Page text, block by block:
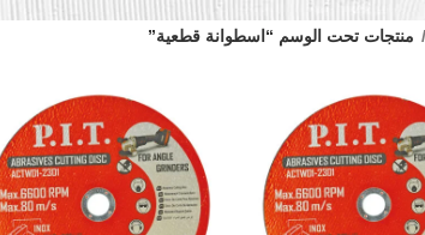
منتجات تحت الوسم “اسطوانة قطعية”